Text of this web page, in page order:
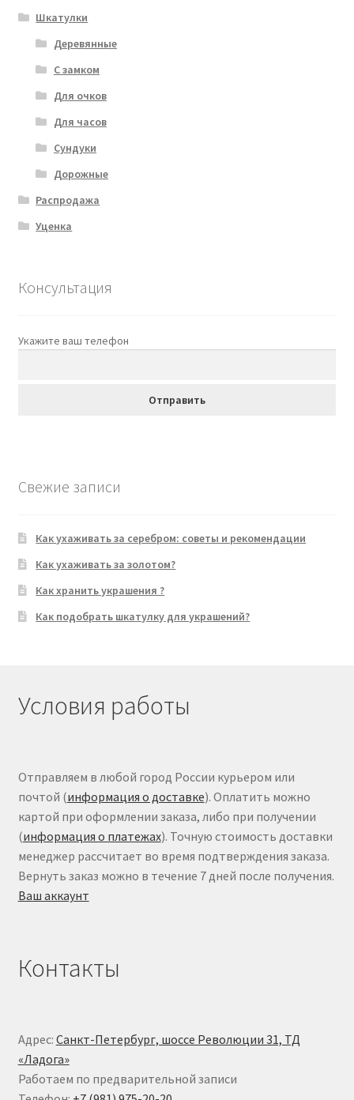
Шкатулки
Деревянные
С замком
Для очков
Для часов
Сундуки
Дорожные
Распродажа
Уценка
Консультация
Укажите ваш телефон
Свежие записи
Как ухаживать за серебром: советы и рекомендации
Как ухаживать за золотом?
Как хранить украшения ?
Как подобрать шкатулку для украшений?
Условия работы
Отправляем в любой город России курьером или
почтой (информация о доставке). Оплатить можно
картой при оформлении заказа, либо при получении
(информация о платежах). Точную стоимость доставки
менеджер рассчитает во время подтверждения заказа.
Вернуть заказ можно в течение 7 дней после получения.
Ваш аккаунт
Контакты
Адрес: Санкт-Петербург, шоссе Революции 31, ТД
«Ладога»
Работаем по предварительной записи